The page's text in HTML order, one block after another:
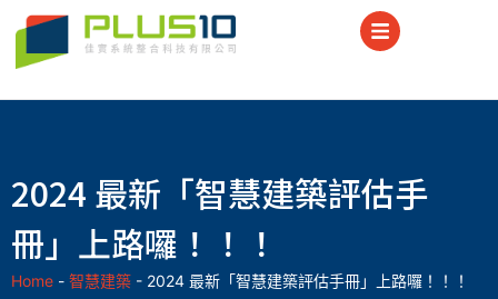
2024 最新「智慧建築評估手
冊」上路囉！！！
Home - 智慧建築 - 2024 最新「智慧建築評估手冊」上路囉！！！